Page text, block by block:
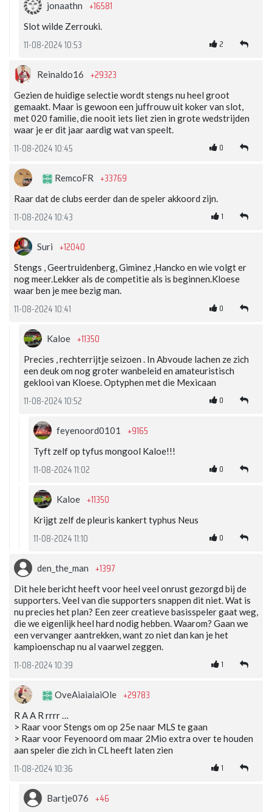
jonaathn +16581
Slot wilde Zerrouki.
11-08-2024 10:53 2
Reinaldo16 +29323
Gezien de huidige selectie wordt stengs nu heel groot
gemaakt. Maar is gewoon een juffrouw uit koker van slot,
met 020 familie, die nooit iets liet zien in grote wedstrijden
waar je er dit jaar aardig wat van speelt.
11-08-2024 10:45 0
RemcoFR +33769
Raar dat de clubs eerder dan de speler akkoord zijn.
11-08-2024 10:43 1
Suri +12040
Stengs , Geertruidenberg, Giminez ,Hancko en wie volgt er
nog meer.Lekker als de competitie als is beginnen.Kloese
waar ben je mee bezig man.
11-08-2024 10:41 0
Kaloe +11350
Precies , rechterrijtje seizoen . In Abvoude lachen ze zich
een deuk om nog groter wanbeleid en amateuristisch
geklooi van Kloese. Optyphen met die Mexicaan
11-08-2024 10:52 0
feyenoord0101 +9165
Tyft zelf op tyfus mongool Kaloe!!!
11-08-2024 11:02 0
Kaloe +11350
Krijgt zelf de pleuris kankert typhus Neus
11-08-2024 11:10 0
den_the_man +1397
Dit hele bericht heeft voor heel veel onrust gezorgd bij de
supporters. Veel van die supporters snappen dit niet. Wat is
nu precies het plan? Een zeer creatieve basisspeler gaat weg,
die we eigenlijk heel hard nodig hebben. Waarom? Gaan we
een vervanger aantrekken, want zo niet dan kan je het
kampioenschap nu al vaarwel zeggen.
11-08-2024 10:39 1
OveAiaiaiaiOle +29783
R A A R rrrr …
> Raar voor Stengs om op 25e naar MLS te gaan
> Raar voor Feyenoord om maar 2Mio extra over te houden
aan speler die zich in CL heeft laten zien
11-08-2024 10:36 1
Bartje076 +46